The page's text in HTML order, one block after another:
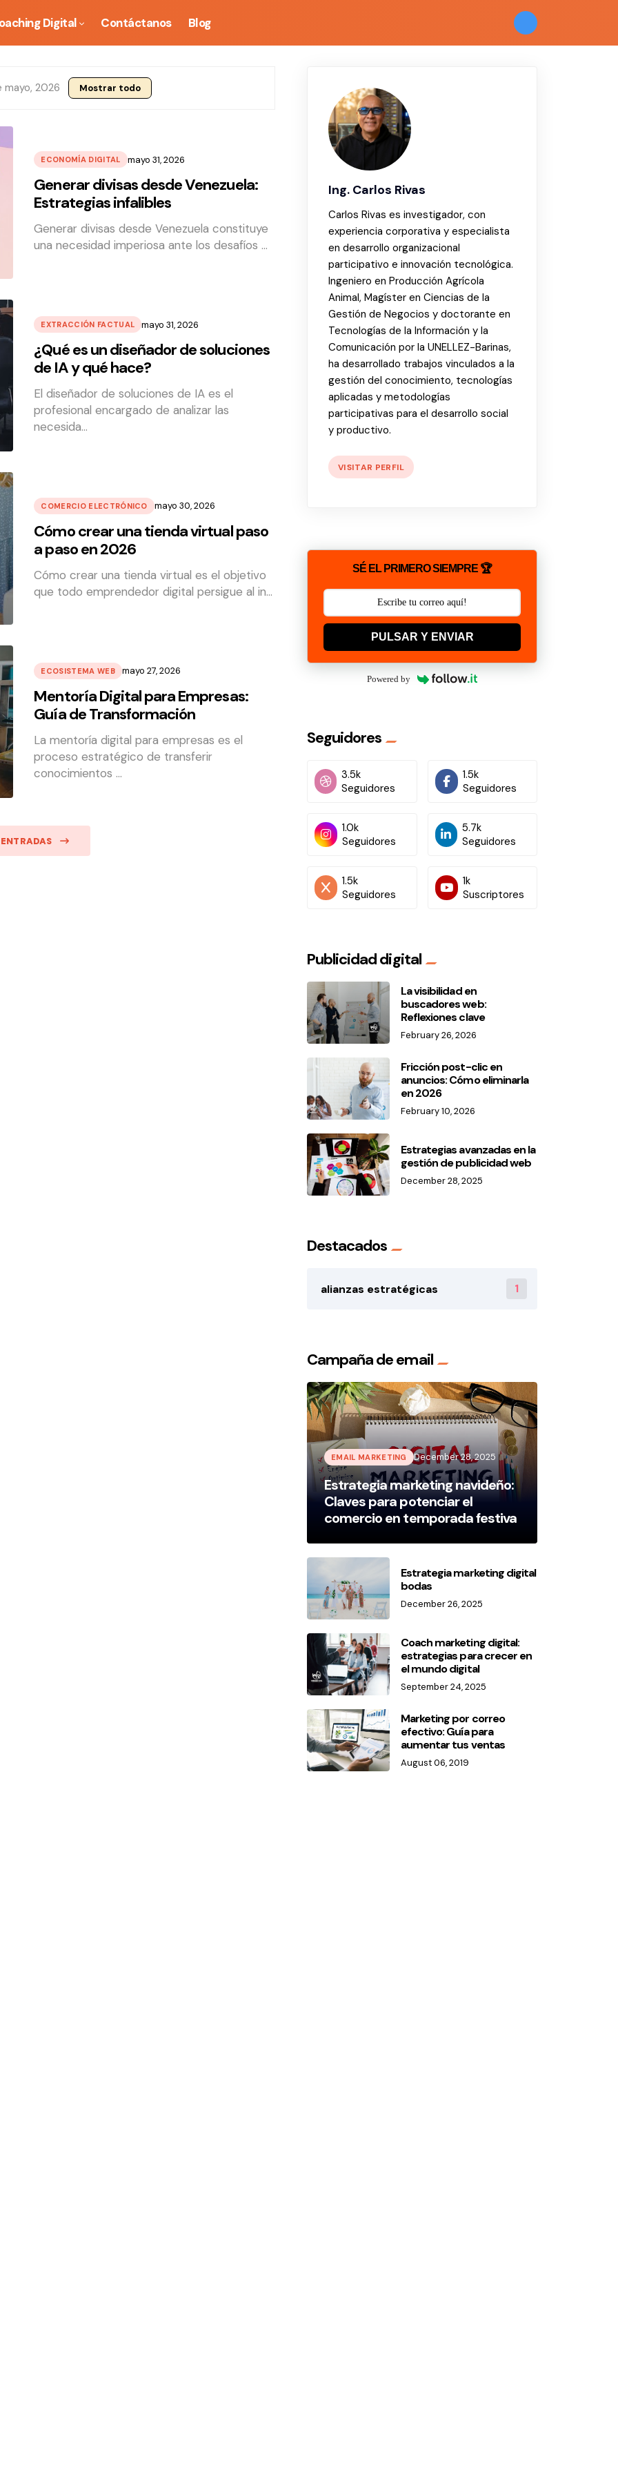
Digital Contáctanos Blog
2026 Mostrar todo
ECONOMÍA DIGITAL mayo 31, 2026
Generar divisas desde Venezuela:
Estrategias infalibles
Generar divisas desde Venezuela constituye
una necesidad imperiosa ante los desafíos …
EXTRACCIÓN FACTUAL mayo 31, 2026
¿Qué es un diseñador de soluciones
de IA y qué hace?
El diseñador de soluciones de IA es el
profesional encargado de analizar las
necesida…
COMERCIO ELECTRÓNICO mayo 30, 2026
Cómo crear una tienda virtual paso
a paso en 2026
Cómo crear una tienda virtual es el objetivo
que todo emprendedor digital persigue al in…
ECOSISTEMA WEB mayo 27, 2026
Mentoría Digital para Empresas:
Guía de Transformación
La mentoría digital para empresas es el
proceso estratégico de transferir
conocimientos …
Ing. Carlos Rivas
Carlos Rivas es investigador, con
experiencia corporativa y especialista
en desarrollo organizacional
participativo e innovación tecnológica.
Ingeniero en Producción Agrícola
Animal, Magíster en Ciencias de la
Gestión de Negocios y doctorante en
Tecnologías de la Información y la
Comunicación por la UNELLEZ-Barinas,
ha desarrollado trabajos vinculados a la
gestión del conocimiento, tecnologías
aplicadas y metodologías
participativas para el desarrollo social
y productivo.
VISITAR PERFIL
SÉ EL PRIMERO SIEMPRE 🏆
PULSAR Y ENVIAR
Powered by
Seguidores
3.5k
Seguidores
1.5k
Seguidores
1.0k
Seguidores
5.7k
Seguidores
1.5k
Seguidores
1k
Suscriptores
Publicidad digital
La visibilidad en
buscadores web:
Reflexiones clave
February 26, 2026
Fricción post-clic en
anuncios: Cómo eliminarla
en 2026
February 10, 2026
Estrategias avanzadas en la
gestión de publicidad web
December 28, 2025
Destacados
alianzas estratégicas 1
Campaña de email
EMAIL MARKETING December 28, 2025
Estrategia marketing navideño:
Claves para potenciar el
comercio en temporada festiva
Estrategia marketing digital
bodas
December 26, 2025
Coach marketing digital:
estrategias para crecer en
el mundo digital
September 24, 2025
Marketing por correo
efectivo: Guía para
aumentar tus ventas
August 06, 2019